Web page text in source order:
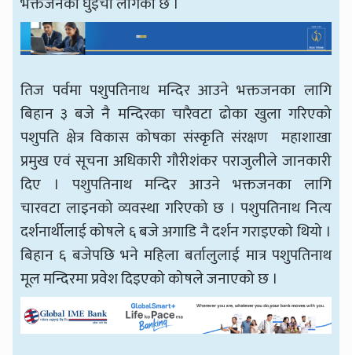
तिज पर्वमा पशुपतिनाथ मन्दिर आउने भक्तजनका लागि
बिहान ३ बजे नै मन्दिरका चारैवटा ढोका खुला गरिएको
पशुपति क्षेत्र विकास कोषका संस्कृति संरक्षण महाशाखा
प्रमुख एवं सूचना अधिकारी गौरीशंकर पराजुलीले जानकारी
दिए । पशुपतिनाथ मन्दिर आउने भक्तजनका लागि
चारवटा लाइनको व्यवस्था गरिएको छ । पशुपतिनाथ नित्य
दर्शनार्थीलाई कोषले ६ बजे अगाडि नै दर्शन गराइएको थियो ।
बिहान ६ बजेपछि भने महिला बर्तालुलाई मात्र पशुपतिनाथ
मूल मन्दिरमा प्रवेश दिइएको कोषले जनाएको छ ।